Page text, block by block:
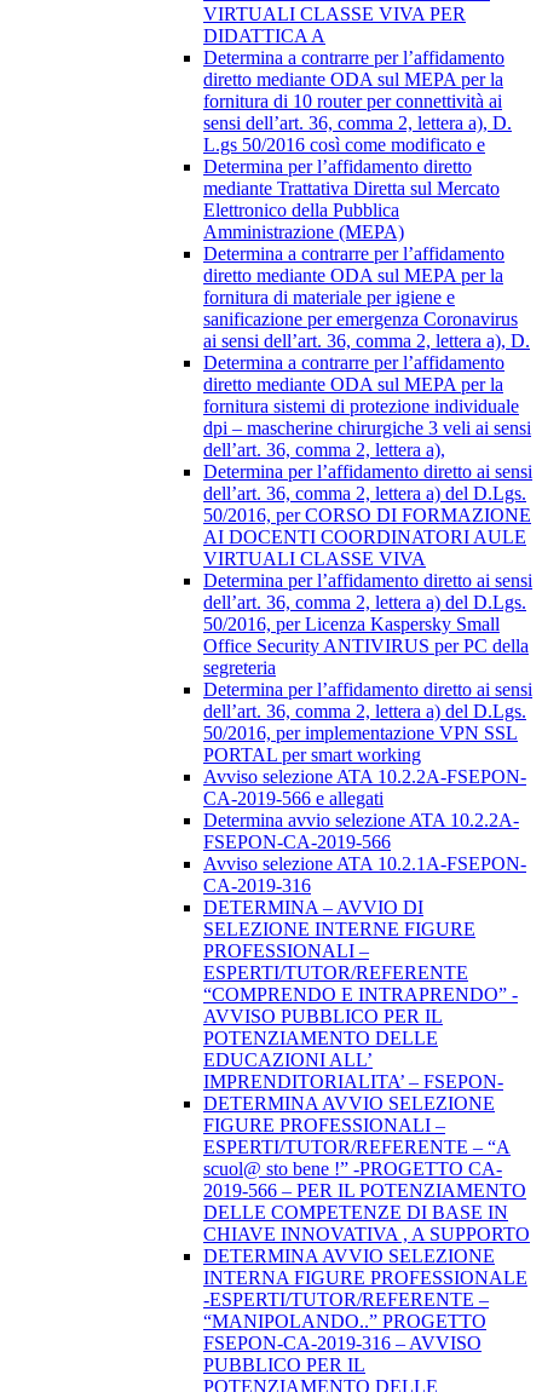
VIRTUALI CLASSE VIVA PER
DIDATTICA A
Determina a contrarre per l’affidamento
diretto mediante ODA sul MEPA per la
fornitura di 10 router per connettività ai
sensi dell’art. 36, comma 2, lettera a), D.
L.gs 50/2016 così come modificato e
Determina per l’affidamento diretto
mediante Trattativa Diretta sul Mercato
Elettronico della Pubblica
Amministrazione (MEPA)
Determina a contrarre per l’affidamento
diretto mediante ODA sul MEPA per la
fornitura di materiale per igiene e
sanificazione per emergenza Coronavirus
ai sensi dell’art. 36, comma 2, lettera a), D.
Determina a contrarre per l’affidamento
diretto mediante ODA sul MEPA per la
fornitura sistemi di protezione individuale
dpi – mascherine chirurgiche 3 veli ai sensi
dell’art. 36, comma 2, lettera a),
Determina per l’affidamento diretto ai sensi
dell’art. 36, comma 2, lettera a) del D.Lgs.
50/2016, per CORSO DI FORMAZIONE
AI DOCENTI COORDINATORI AULE
VIRTUALI CLASSE VIVA
Determina per l’affidamento diretto ai sensi
dell’art. 36, comma 2, lettera a) del D.Lgs.
50/2016, per Licenza Kaspersky Small
Office Security ANTIVIRUS per PC della
segreteria
Determina per l’affidamento diretto ai sensi
dell’art. 36, comma 2, lettera a) del D.Lgs.
50/2016, per implementazione VPN SSL
PORTAL per smart working
Avviso selezione ATA 10.2.2A-FSEPON-
CA-2019-566 e allegati
Determina avvio selezione ATA 10.2.2A-
FSEPON-CA-2019-566
Avviso selezione ATA 10.2.1A-FSEPON-
CA-2019-316
DETERMINA – AVVIO DI
SELEZIONE INTERNE FIGURE
PROFESSIONALI –
ESPERTI/TUTOR/REFERENTE
“COMPRENDO E INTRAPRENDO” -
AVVISO PUBBLICO PER IL
POTENZIAMENTO DELLE
EDUCAZIONI ALL’
IMPRENDITORIALITA’ – FSEPON-
DETERMINA AVVIO SELEZIONE
FIGURE PROFESSIONALI –
ESPERTI/TUTOR/REFERENTE – “A
scuol@ sto bene !” -PROGETTO CA-
2019-566 – PER IL POTENZIAMENTO
DELLE COMPETENZE DI BASE IN
CHIAVE INNOVATIVA , A SUPPORTO
DETERMINA AVVIO SELEZIONE
INTERNA FIGURE PROFESSIONALE
-ESPERTI/TUTOR/REFERENTE –
“MANIPOLANDO..” PROGETTO
FSEPON-CA-2019-316 – AVVISO
PUBBLICO PER IL
POTENZIAMENTO DELLE